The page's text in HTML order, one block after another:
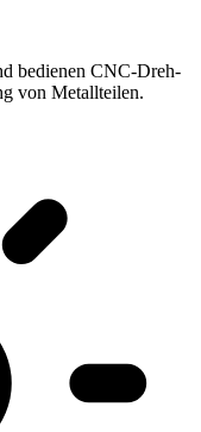
bedienen CNC-Dreh-
von Metallteilen.